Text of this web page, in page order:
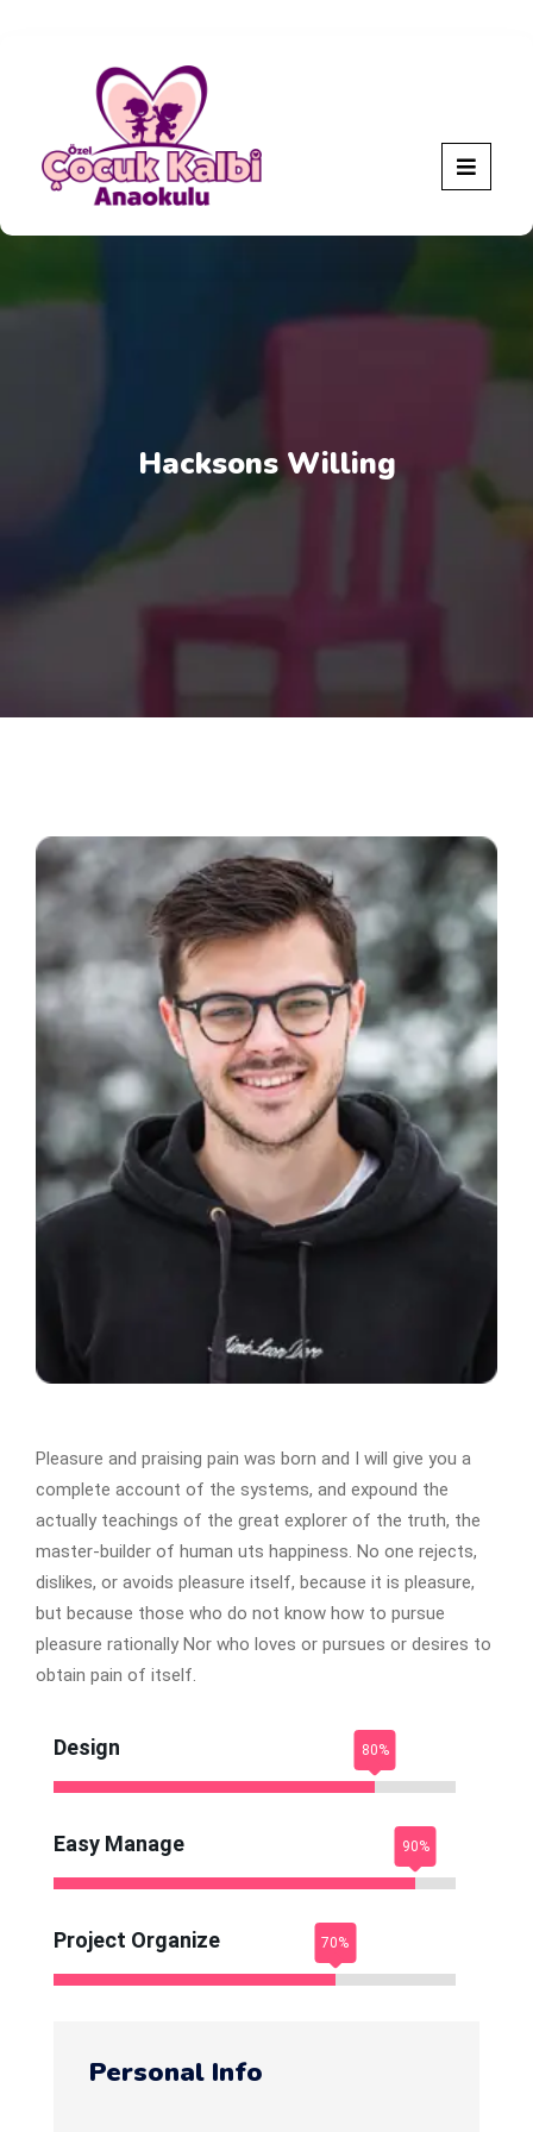
Hacksons Willing
Pleasure and praising pain was born and I will give you a
complete account of the systems, and expound the
actually teachings of the great explorer of the truth, the
master-builder of human uts happiness. No one rejects,
dislikes, or avoids pleasure itself, because it is pleasure,
but because those who do not know how to pursue
pleasure rationally Nor who loves or pursues or desires to
obtain pain of itself.
Design
Easy Manage
Project Organize
Personal Info